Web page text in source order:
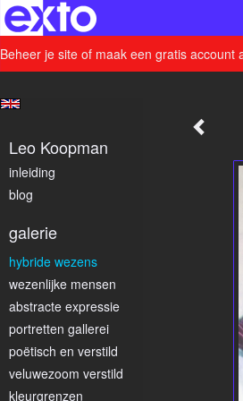
Beheer je site of maak een gratis account
Leo Koopman
inleiding
blog
galerie
hybride wezens
wezenlijke mensen
abstracte expressie
portretten gallerei
poëtisch en verstild
veluwezoom verstild
kleurgrenzen